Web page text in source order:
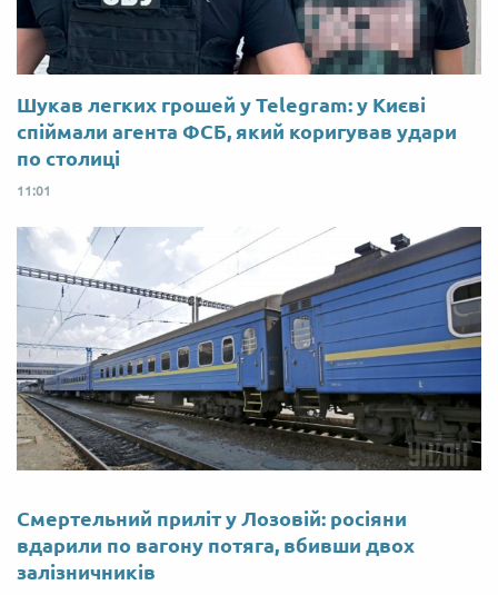
Шукав легких грошей у Telegram: у Києві
спіймали агента ФСБ, який коригував удари
по столиці
11:01
Смертельний приліт у Лозовій: росіяни
вдарили по вагону потяга, вбивши двох
залізничників